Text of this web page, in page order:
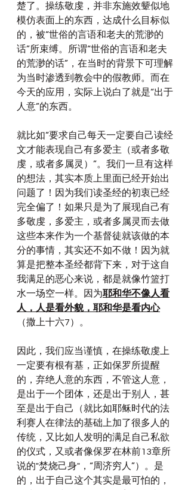
楚了。操练敬虔，并非东施效颦似地
模仿表面上的东西，达成什么目标似
的，被“世俗的言语和老夫的荒渺的
话”所束缚。所谓“世俗的言语和老夫
的荒渺的话”，在当时的背景下可理解
为当时渗透到教会中的假教师。而在
今天的应用，实际上说白了就是“出于
人意”的东西。
就比如“要求自己每天一定要自己读经
文才能表现自己有多爱主（或者多敬
虔，或者多属灵）”。我们一旦有这样
的想法，其实本质上里面已经开始出
问题了！因为我们读圣经的初衷已经
完全偏了！如果只是为了展现自己有
多敬虔，多爱主，或者多属灵而去做
这些本来作为一个基督徒就该做的本
分的事情，其实还不如不做！因为就
算是把整本圣经都背下来，对于这自
我满足的恶心来说，都是就像竹篮打
水一场空一样。因为耶和华不像人看
人，人是看外貌，耶和华是看内心
（撒上十六7）。
因此，我们应当谨慎，在操练敬虔上
一定要有根有基，正如保罗所提醒
的，弃绝人意的东西，不管这人意，
是出于一个团体，还是出于别人，甚
至是出于自己（就比如耶稣时代的法
利赛人在律法的基础上加了很多人的
传统，又比如人发明的满足自己私欲
的仪式，又或者像保罗在林前13章所
说的"焚烧己身"，“周济穷人”）。是
的，出于自己这个其实是最可怕的，